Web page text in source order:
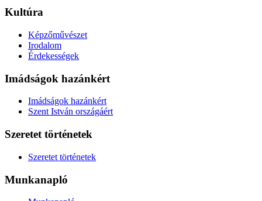
Kultúra
Képzőművészet
Irodalom
Érdekességek
Imádságok hazánkért
Imádságok hazánkért
Szent István országáért
Szeretet történetek
Szeretet történetek
Munkanapló